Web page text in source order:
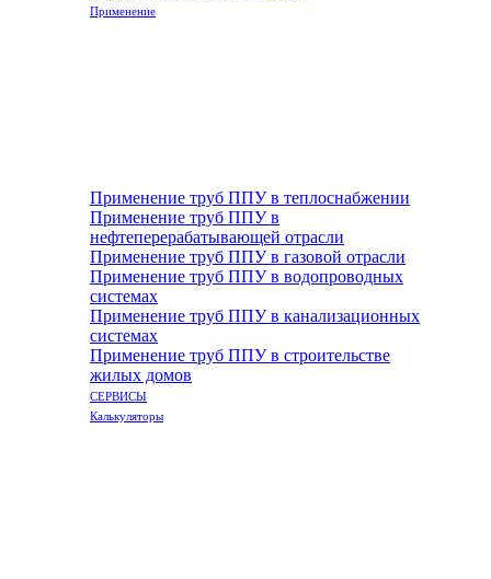
Применение
Применение труб ППУ в теплоснабжении
Применение труб ППУ в
нефтеперерабатывающей отрасли
Применение труб ППУ в газовой отрасли
Применение труб ППУ в водопроводных
системах
Применение труб ППУ в канализационных
системах
Применение труб ППУ в строительстве
жилых домов
СЕРВИСЫ
Калькуляторы